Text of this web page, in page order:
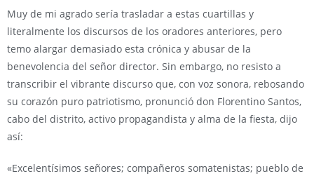
Muy de mi agrado sería trasladar a estas cuartillas y
literalmente los discursos de los oradores anteriores, pero
temo alargar demasiado esta crónica y abusar de la
benevolencia del señor director. Sin embargo, no resisto a
transcribir el vibrante discurso que, con voz sonora, rebosando
su corazón puro patriotismo, pronunció don Florentino Santos,
cabo del distrito, activo propagandista y alma de la fiesta, dijo
así:
«Excelentísimos señores; compañeros somatenistas; pueblo de